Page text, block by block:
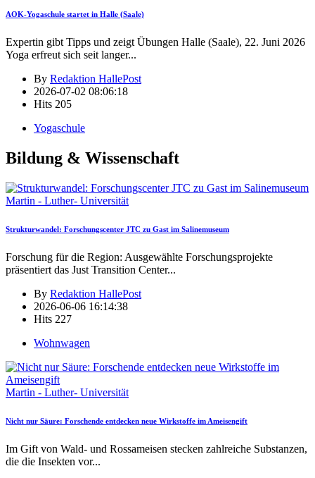
AOK-Yogaschule startet in Halle (Saale)
Expertin gibt Tipps und zeigt Übungen Halle (Saale), 22. Juni 2026
Yoga erfreut sich seit langer...
By Redaktion HallePost
2026-07-02 08:06:18
Hits 205
Yogaschule
Bildung & Wissenschaft
Martin - Luther- Universität
Strukturwandel: Forschungscenter JTC zu Gast im Salinemuseum
Forschung für die Region: Ausgewählte Forschungsprojekte
präsentiert das Just Transition Center...
By Redaktion HallePost
2026-06-06 16:14:38
Hits 227
Wohnwagen
Martin - Luther- Universität
Nicht nur Säure: Forschende entdecken neue Wirkstoffe im Ameisengift
Im Gift von Wald- und Rossameisen stecken zahlreiche Substanzen,
die die Insekten vor...